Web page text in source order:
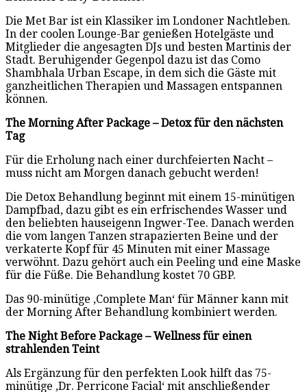
Die Met Bar ist ein Klassiker im Londoner Nachtleben.
In der coolen Lounge-Bar genießen Hotelgäste und
Mitglieder die angesagten DJs und besten Martinis der
Stadt. Beruhigender Gegenpol dazu ist das Como
Shambhala Urban Escape, in dem sich die Gäste mit
ganzheitlichen Therapien und Massagen entspannen
können.
The Morning After Package – Detox für den nächsten
Tag
Für die Erholung nach einer durchfeierten Nacht –
muss nicht am Morgen danach gebucht werden!
Die Detox Behandlung beginnt mit einem 15-minütigen
Dampfbad, dazu gibt es ein erfrischendes Wasser und
den beliebten hauseigenn Ingwer-Tee. Danach werden
die vom langen Tanzen strapazierten Beine und der
verkaterte Kopf für 45 Minuten mit einer Massage
verwöhnt. Dazu gehört auch ein Peeling und eine Maske
für die Füße. Die Behandlung kostet 70 GBP.
Das 90-minütige ‚Complete Man‘ für Männer kann mit
der Morning After Behandlung kombiniert werden.
The Night Before Package – Wellness für einen
strahlenden Teint
Als Ergänzung für den perfekten Look hilft das 75-
minütige ‚Dr. Perricone Facial‘ mit anschließender